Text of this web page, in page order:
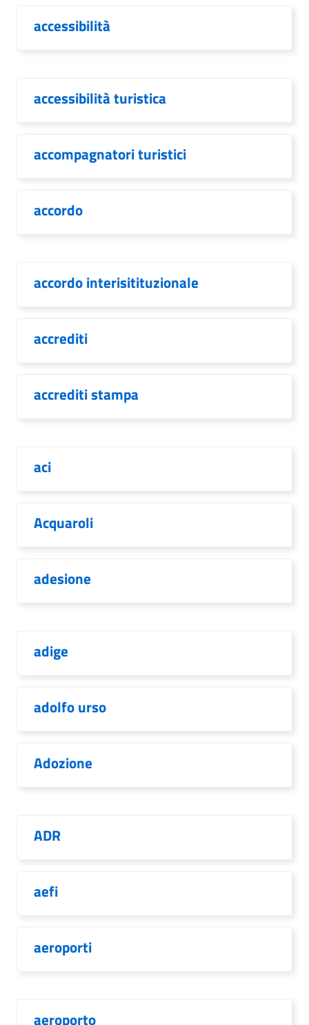
accessibilità
accessibilità turistica
accompagnatori turistici
accordo
accordo interisitituzionale
accrediti
accrediti stampa
aci
Acquaroli
adesione
adige
adolfo urso
Adozione
ADR
aefi
aeroporti
aeroporto